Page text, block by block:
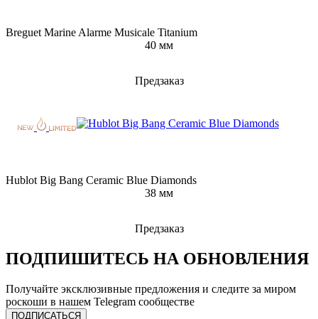
Breguet Marine Alarme Musicale Titanium
40 мм
Предзаказ
Hublot Big Bang Ceramic Blue Diamonds
38 мм
Предзаказ
ПОДПИШИТЕСЬ НА ОБНОВЛЕНИЯ
Получайте эксклюзивные предложения и следите за миром
роскоши в нашем Telegram сообществе
ПОДПИСАТЬСЯ